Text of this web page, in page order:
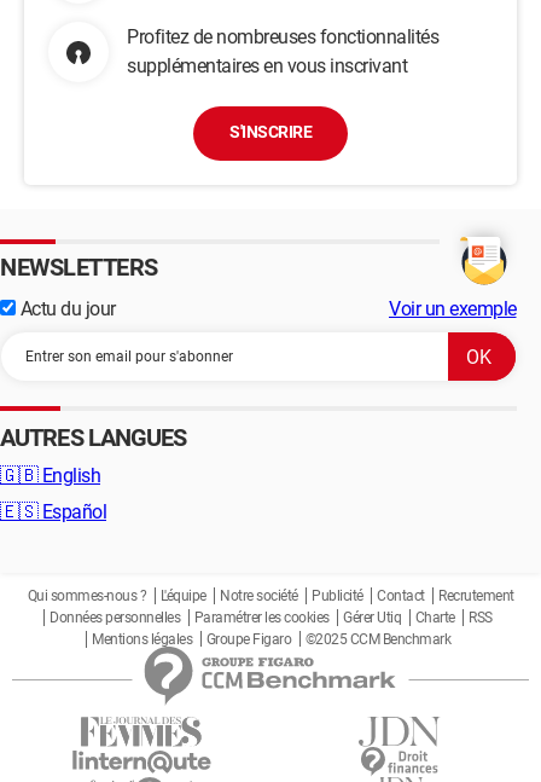
Profitez de nombreuses fonctionnalités
supplémentaires en vous inscrivant
S'INSCRIRE
NEWSLETTERS
Actu du jour Voir un exemple
AUTRES LANGUES
🇬🇧 English
🇪🇸 Español
Qui sommes-nous ? L'équipe Notre société Publicité Contact
Recrutement
Données personnelles
Paramétrer les cookies Gérer Utiq Charte
RSS
Mentions légales
Groupe Figaro ©2025 CCM Benchmark